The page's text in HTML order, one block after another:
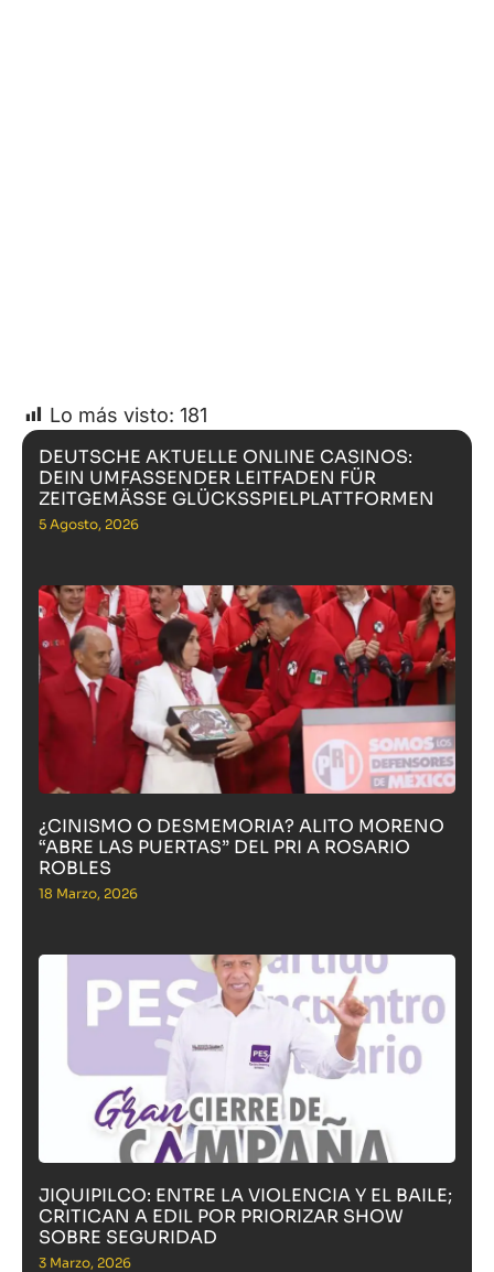
Lo más visto: 181
DEUTSCHE AKTUELLE ONLINE CASINOS:
DEIN UMFASSENDER LEITFADEN FÜR
ZEITGEMÄSSE GLÜCKSSPIELPLATTFORMEN
5 Agosto, 2026
¿CINISMO O DESMEMORIA? ALITO MORENO
“ABRE LAS PUERTAS” DEL PRI A ROSARIO
ROBLES
18 Marzo, 2026
JIQUIPILCO: ENTRE LA VIOLENCIA Y EL BAILE;
CRITICAN A EDIL POR PRIORIZAR SHOW
SOBRE SEGURIDAD
3 Marzo, 2026